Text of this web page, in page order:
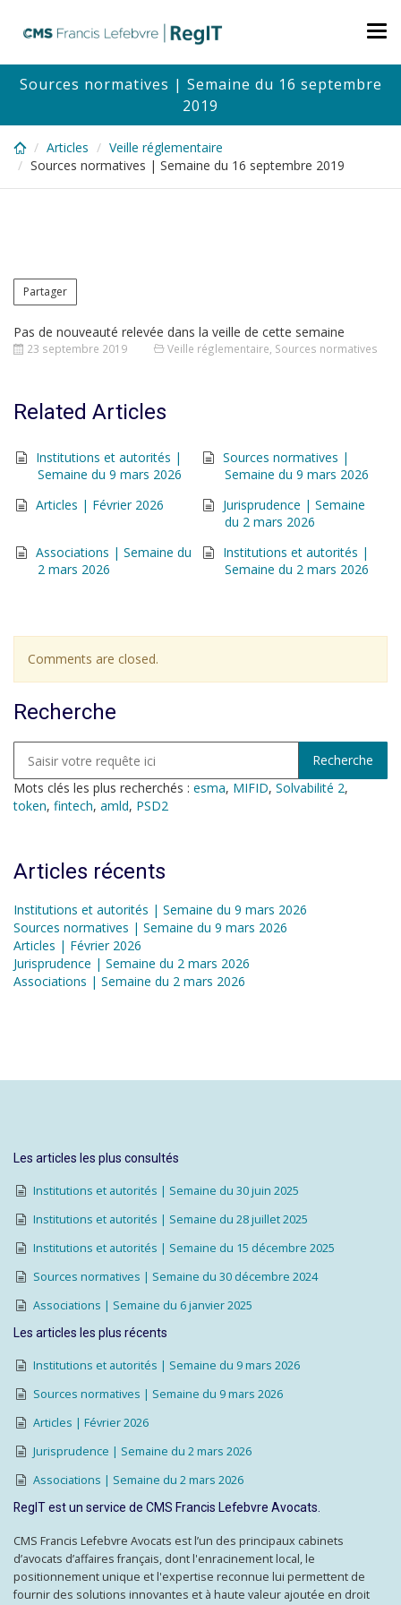
content
Sources normatives | Semaine du 16 septembre
2019
Articles
Veille réglementaire
Sources normatives | Semaine du 16 septembre 2019
Partager
Pas de nouveauté relevée dans la veille de cette semaine
23 septembre 2019 Veille réglementaire Sources normatives
Related Articles
Institutions et autorités |
Semaine du 9 mars 2026
Sources normatives |
Semaine du 9 mars 2026
Articles | Février 2026
Jurisprudence | Semaine
du 2 mars 2026
Associations | Semaine du
2 mars 2026
Institutions et autorités |
Semaine du 2 mars 2026
Comments are closed.
Recherche
Mots clés les plus recherchés : esma, MIFID, Solvabilité 2,
token, fintech, amld, PSD2
Articles récents
Institutions et autorités | Semaine du 9 mars 2026
Sources normatives | Semaine du 9 mars 2026
Articles | Février 2026
Jurisprudence | Semaine du 2 mars 2026
Associations | Semaine du 2 mars 2026
Les articles les plus consultés
Institutions et autorités | Semaine du 30 juin 2025
Institutions et autorités | Semaine du 28 juillet 2025
Institutions et autorités | Semaine du 15 décembre 2025
Sources normatives | Semaine du 30 décembre 2024
Associations | Semaine du 6 janvier 2025
Les articles les plus récents
Institutions et autorités | Semaine du 9 mars 2026
Sources normatives | Semaine du 9 mars 2026
Articles | Février 2026
Jurisprudence | Semaine du 2 mars 2026
Associations | Semaine du 2 mars 2026
RegIT est un service de CMS Francis Lefebvre Avocats.
CMS Francis Lefebvre Avocats est l’un des principaux cabinets
d’avocats d’affaires français, dont l'enracinement local, le
positionnement unique et l'expertise reconnue lui permettent de
fournir des solutions innovantes et à haute valeur ajoutée en droit